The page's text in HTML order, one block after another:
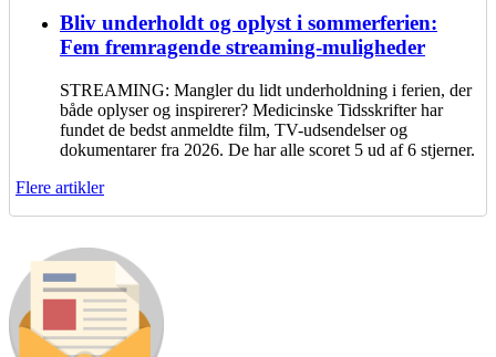
Bliv underholdt og oplyst i sommerferien:
Fem fremragende streaming-muligheder
STREAMING: Mangler du lidt underholdning i ferien, der
både oplyser og inspirerer? Medicinske Tidsskrifter har
fundet de bedst anmeldte film, TV-udsendelser og
dokumentarer fra 2026. De har alle scoret 5 ud af 6 stjerner.
Flere artikler